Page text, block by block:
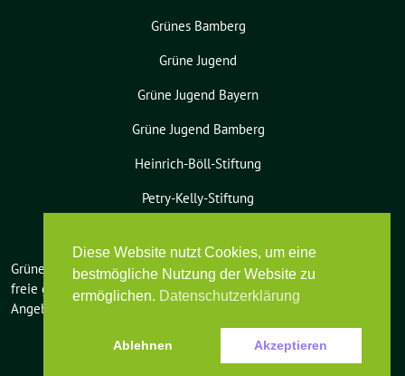
Grünes Bamberg
Grüne Jugend
Grüne Jugend Bayern
Grüne Jugend Bamberg
Heinrich-Böll-Stiftung
Petry-Kelly-Stiftung
Grüne Bamberg-Land benutzt das
freie grüne Theme sunflower ‐ ein
Angebot der
verdigado eG
Diese Website nutzt Cookies, um eine
bestmögliche Nutzung der Website zu
ermöglichen. Datenschutzerklärung
Ablehnen Akzeptieren